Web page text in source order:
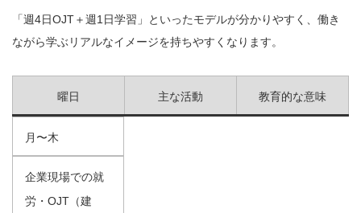
「週4日OJT＋週1日学習」といったモデルが分かりやすく、働き
ながら学ぶリアルなイメージを持ちやすくなります。
曜日 主な活動 教育的な意味
月〜木
企業現場での就
労・OJT（建